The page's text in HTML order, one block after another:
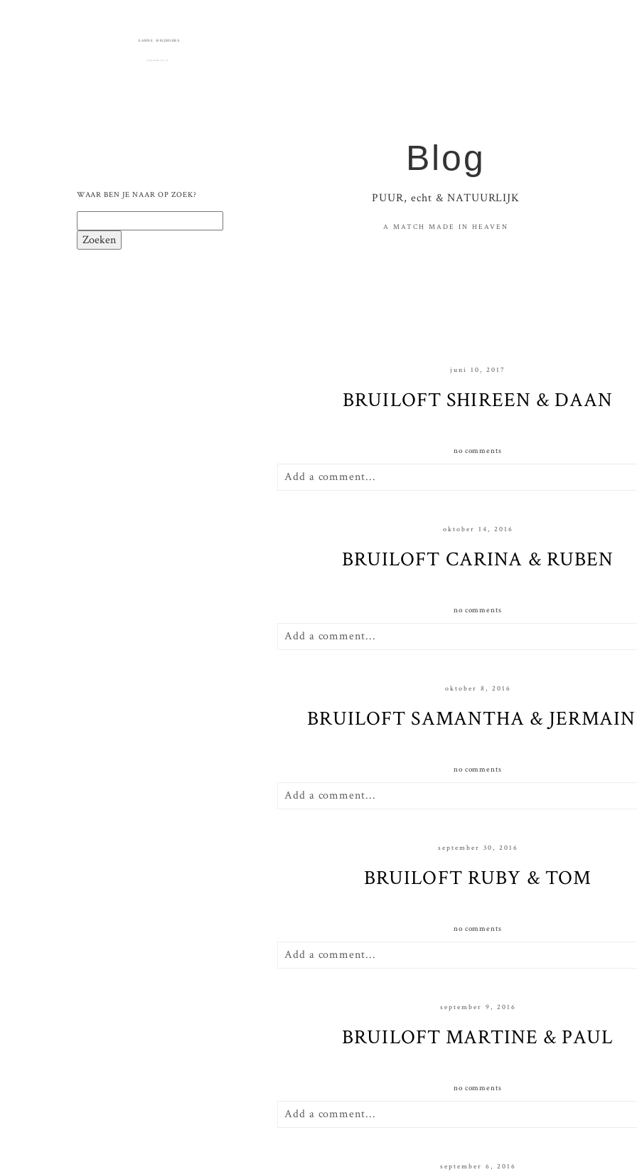
SANNE REIJNDERS
FOTOGRAFIE
WAAR BEN JE NAAR OP ZOEK?
naar:
Blog
PUUR, echt & NATUURLIJK
A MATCH MADE IN HEAVEN
juni 10, 2017
BRUILOFT SHIREEN & DAAN
no comments
Add a comment...
oktober 14, 2016
BRUILOFT CARINA & RUBEN
no comments
Add a comment...
oktober 8, 2016
BRUILOFT SAMANTHA &
no comments
Add a comment...
september 30, 2016
BRUILOFT RUBY & TOM
no comments
Add a comment...
september 9, 2016
BRUILOFT MARTINE & PAUL
no comments
Add a comment...
september 6, 2016